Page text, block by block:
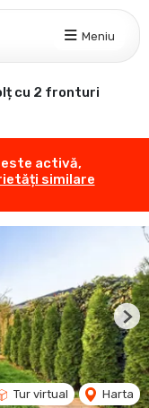
Meniu
cu 2 fronturi
activă,
similare
Tur virtual Harta